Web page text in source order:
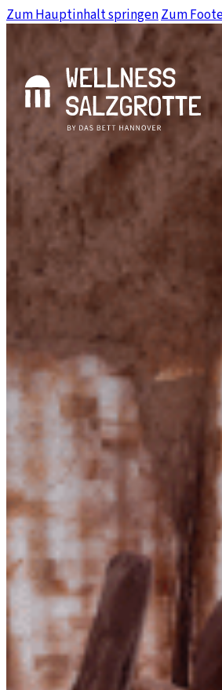
Zum Hauptinhalt springenZum